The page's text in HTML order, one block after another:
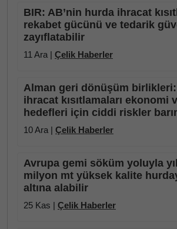
BIR: AB’nin hurda ihracat
rekabet gücünü ve tedarik
zayıflatabilir
11 Ara | Çelik Haberler
Alman geri dönüşüm
ihracat kısıtlamaları ekonomi
hedefleri için ciddi riskler
10 Ara | Çelik Haberler
Avrupa gemi söküm yoluyla
milyon mt yüksek kalite
altına alabilir
25 Kas | Çelik Haberler